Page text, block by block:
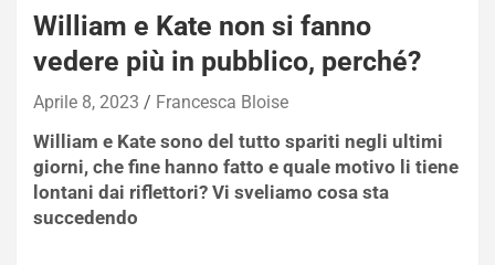
William e Kate non si fanno
vedere più in pubblico, perché?
Aprile 8, 2023 Francesca Bloise
William e Kate sono del tutto spariti negli ultimi
giorni, che fine hanno fatto e quale motivo li tiene
lontani dai riflettori? Vi sveliamo cosa sta
succedendo